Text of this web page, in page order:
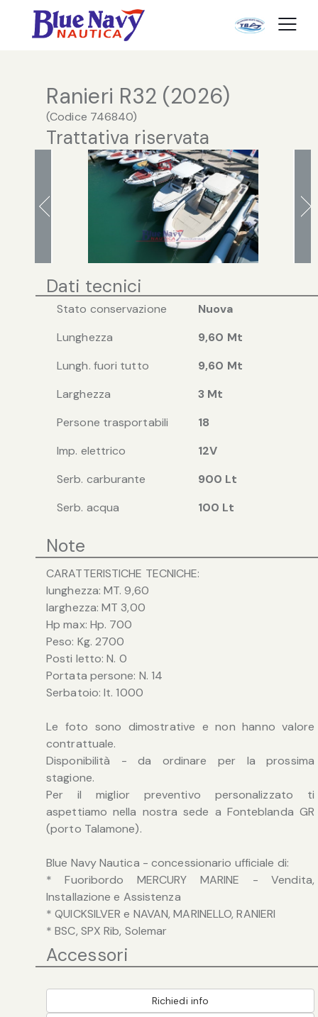
Ranieri R32 (2026)
(Codice 746840)
Trattativa riservata
Dati tecnici
Stato conservazione
Nuova
Lunghezza
9,60 Mt
Lungh. fuori tutto
9,60 Mt
Larghezza
3 Mt
Persone trasportabili
18
Imp. elettrico
12V
Serb. carburante
900 Lt
Serb. acqua
100 Lt
Note
CARATTERISTICHE TECNICHE:
lunghezza: MT. 9,60
larghezza: MT 3,00
Hp max: Hp. 700
Peso: Kg. 2700
Posti letto: N. 0
Portata persone: N. 14
Serbatoio: lt. 1000
Le foto sono dimostrative e non hanno valore
contrattuale.
Disponibilità - da ordinare per la prossima
stagione.
Per il miglior preventivo personalizzato ti
aspettiamo nella nostra sede a Fonteblanda GR
(porto Talamone).
Blue Navy Nautica - concessionario ufficiale di:
* Fuoribordo MERCURY MARINE - Vendita,
Installazione e Assistenza
* QUICKSILVER e NAVAN, MARINELLO, RANIERI
* BSC, SPX Rib, Solemar
Accessori
Richiedi info